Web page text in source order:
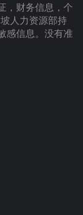
，财务信息，个
人力资源部持
感信息。没有准